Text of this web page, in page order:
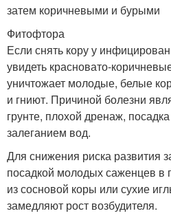
затем коричневыми и бурыми
Фитофтора
Если снять кору у
увидеть красновато-
уничтожает молодые, белые
и гниют. Причиной болезни
грунте, плохой дренаж,
залеганием вод.
Для снижения риска развития
посадкой молодых саженцев в
из сосновой коры или сухие
замедляют рост возбудителя.